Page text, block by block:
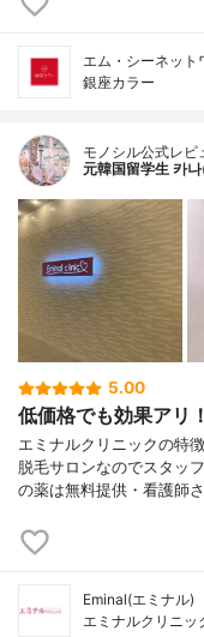
エム・シーネット
銀座カラー
モノシル公式レビ
元韓国留学生 카
5.00
低価格でも効果アリ
エミナルクリニックの特
脱毛サロンなのでスタッ
の薬は無料提供・看護師
Eminal(エミナル)
エミナルクリニッ